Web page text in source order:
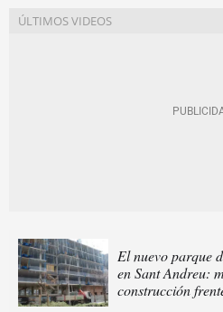
El nuevo parque
en Sant Andreu:
construcción